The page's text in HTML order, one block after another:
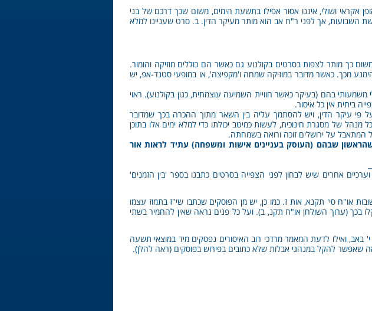
אקראי ושולי, איננו אסור אפילו בתשעת הימים, משום שכך דרכם של בני
השבועות, אך לפני ר"ח אב הוא מותר מעיקר הדין. ב. סרט שעניינו למלא
כך מותר לצפות בסרטים בקולנוע גם כאשר הם כוללים מוזיקה והומור.
מכך. כאשר מדובר במוזיקה שמחה ו'מקפיצה', או במופעי סטנד-אפ, יש
בהם (בעיקר כאשר חוויית השמיעה עוצמתית, כגון בקולנוע). ראוי
ביתית אין כל איסור.
פי עיקר הדין, ויש להסתמך עליה בין השאר מתוך ההכרה בכך שמדובר
של מסגרת חינוכית, לעשות כמיטב יכולתו כדי למלא ימים אלו בתוכן
המתאבל על ירושלים זוכה ורואה בשמחתה.
שבהם (העוסק בעניינים אישות ומשפחה) עתיד לראות אור
אחרים שיש לבחון לפני הצפייה בסרטים כתבנו בספר 'בין הזמנים'
או"ח סי' תקנא, אות ז. כמו כן, יש מן הפוסקים שכתבו שי"ז בתמוז עצמו
בכך (ערוך השולחן או"ח תקנ, ב). ועל כל פנים נראה שאין להחמיר בשתי
ואילו לדעת המאמר מרדכי רוב האיסורים נפסקים מיד במוצאי תשעה
להקל במנהגי אבלות שלא כתובים בפירוש בפוסקים (ראה להלן).